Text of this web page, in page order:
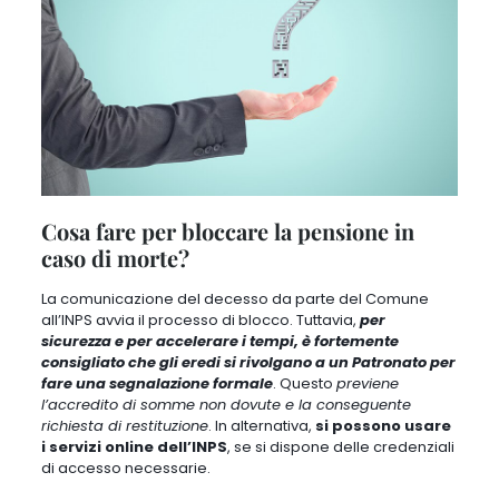
Cosa fare per bloccare la pensione in
caso di morte?
La comunicazione del decesso da parte del Comune
all’INPS avvia il processo di blocco. Tuttavia, per
sicurezza e per accelerare i tempi, è fortemente
consigliato che gli eredi si rivolgano a un Patronato per
fare una segnalazione formale. Questo previene
l’accredito di somme non dovute e la conseguente
richiesta di restituzione. In alternativa, si possono usare
i servizi online dell’INPS, se si dispone delle credenziali
di accesso necessarie.